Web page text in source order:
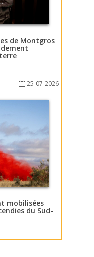
de Montgros
25-07-2026
mobilisées
du Sud-